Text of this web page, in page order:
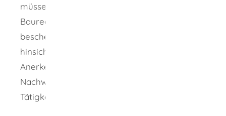
müssen sie eine Bescheinigung der obersten
Baurechtsbehörde beantragen. Die Behörde
bescheinigt, dass sie die Anforderungen
hinsichtlich der
Anerkennungsvoraussetzungen, des
Nachweises von Kenntnissen und des
Tätigkeitsbereichs erfüllen.